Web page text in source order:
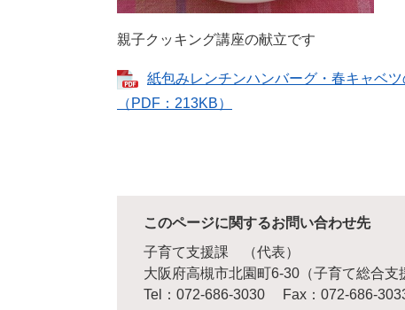
親子クッキング講座の献立です
紙包みレンチンハンバーグ・春キャベ
（PDF：213KB）
このページに関するお問い合わせ先
子育て支援課
代表
大阪府高槻市北園町6-30（子育て総合支
Tel：072-686-3030
Fax：072-686-